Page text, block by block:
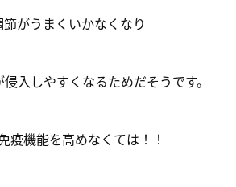
がうまくいかなくなり
入しやすくなるためだそうです。
疫機能を高めなくては！！